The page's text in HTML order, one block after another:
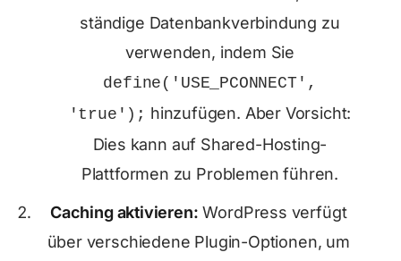
ständige Datenbankverbindung zu
verwenden, indem Sie
define('USE_PCONNECT',
'true'); hinzufügen. Aber Vorsicht:
Dies kann auf Shared-Hosting-
Plattformen zu Problemen führen.
Caching aktivieren: WordPress verfügt
über verschiedene Plugin-Optionen, um